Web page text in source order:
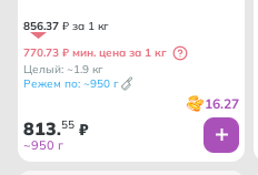
856.37 ₽ за 1 кг
770.73 ₽ мин. цена за 1 кг
Целый: ~1.9 кг
Режем по: ~950 г
16.27
813.55 ₽
~950 г